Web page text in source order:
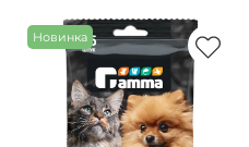
Новинка